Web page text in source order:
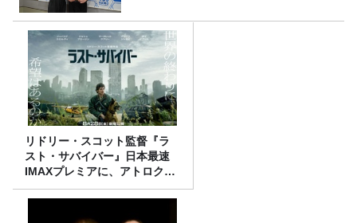
リドリー・スコット監督『ラ
スト・サバイバー』日本最速
IMAXプレミアに、アトロクリ
スナー60名をご招待！